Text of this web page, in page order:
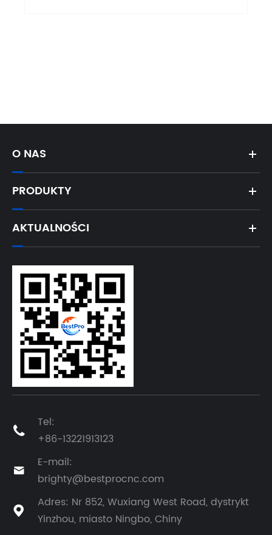
O NAS
PRODUKTY
AKTUALNOŚCI

Tel:
+86-13221913123

E-mail:
brighty@bestprocnc.com

Adres: Nr 852, Wuxiang West Road, dystrykt
Yinzhou, miasto Ningbo, Chiny